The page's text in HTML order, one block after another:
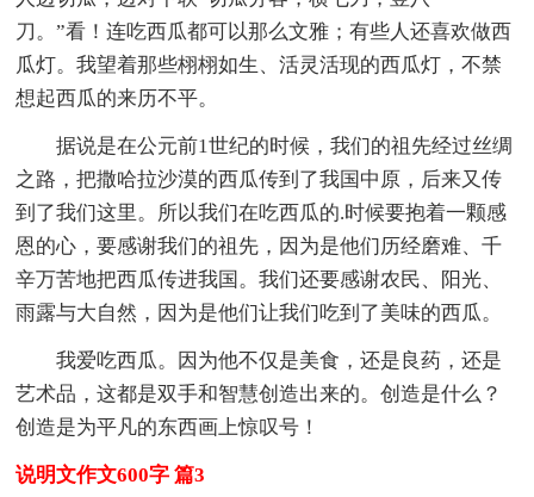
刀。”看！连吃西瓜都可以那么文雅；有些人还喜欢做西
瓜灯。我望着那些栩栩如生、活灵活现的西瓜灯，不禁
想起西瓜的来历不平。
据说是在公元前1世纪的时候，我们的祖先经过丝绸
之路，把撒哈拉沙漠的西瓜传到了我国中原，后来又传
到了我们这里。所以我们在吃西瓜的.时候要抱着一颗感
恩的心，要感谢我们的祖先，因为是他们历经磨难、千
辛万苦地把西瓜传进我国。我们还要感谢农民、阳光、
雨露与大自然，因为是他们让我们吃到了美味的西瓜。
我爱吃西瓜。因为他不仅是美食，还是良药，还是
艺术品，这都是双手和智慧创造出来的。创造是什么？
创造是为平凡的东西画上惊叹号！
说明文作文600字 篇3